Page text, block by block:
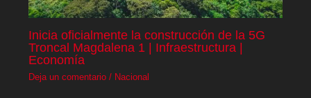
Inicia oficialmente la construcción de la 5G
Troncal Magdalena 1 | Infraestructura |
Economía
Deja un comentario / Nacional